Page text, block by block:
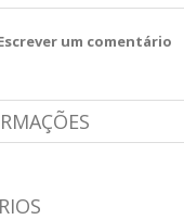
um comentário